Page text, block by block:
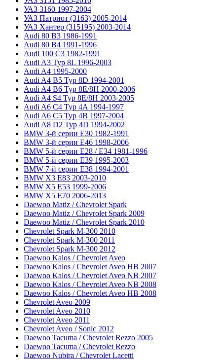
УАЗ 3160 1997-2004
УАЗ Патриот (3163) 2005-2014
УАЗ Хантер (315195) 2003-2014
Audi 80 B3 1986-1991
Audi 80 B4 1991-1996
Audi 100 C3 1982-1991
Audi A3 Typ 8L 1996-2003
Audi A4 1995-2000
Audi A4 B5 Typ 8D 1994-2001
Audi A4 B6 Typ 8E/8H 2000-2006
Audi A4 S4 Typ 8E/8H 2003-2005
Audi A6 C4 Typ 4A 1994-1997
Audi A6 C5 Typ 4B 1997-2004
Audi A8 D2 Typ 4D 1994-2002
BMW 3-й серии E30 1982-1991
BMW 3-й серии E46 1998-2006
BMW 5-й серии E28 / E34 1981-1996
BMW 5-й серии E39 1995-2003
BMW 7-й серии E38 1994-2001
BMW X3 E83 2003-2010
BMW X5 E53 1999-2006
BMW X5 E70 2006-2013
Daewoo Matiz / Chevrolet Spark
Daewoo Matiz / Chevrolet Spark 2009
Daewoo Matiz / Chevrolet Spark 2010
Chevrolet Spark M-300 2010
Chevrolet Spark M-300 2011
Chevrolet Spark M-300 2012
Daewoo Kalos / Chevrolet Aveo
Daewoo Kalos / Chevrolet Aveo HB 2007
Daewoo Kalos / Chevrolet Aveo NB 2007
Daewoo Kalos / Chevrolet Aveo NB 2008
Daewoo Kalos / Chevrolet Aveo HB 2008
Chevrolet Aveo 2009
Chevrolet Aveo 2010
Chevrolet Aveo 2011
Chevrolet Aveo / Sonic 2012
Daewoo Tacuma / Chevrolet Rezzo 2005
Daewoo Tacuma / Chevrolet Rezzo
Daewoo Nubira / Chevrolet Lacetti